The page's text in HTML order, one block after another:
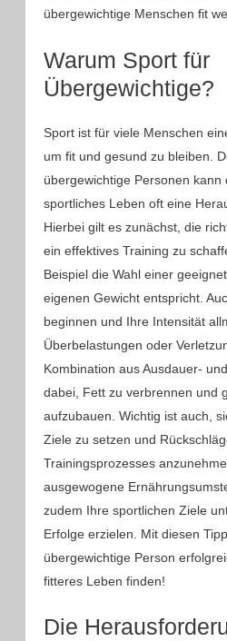
übergewichtige Menschen fit
Warum Sport für
Übergewichtige?
Sport ist für viele Menschen
um fit und gesund zu bleiben.
übergewichtige Personen kann
sportliches Leben oft eine
Hierbei gilt es zunächst, die
ein effektives Training zu
Beispiel die Wahl einer
eigenen Gewicht entspricht.
beginnen und Ihre Intensität
Überbelastungen oder
Kombination aus Ausdauer-
dabei, Fett zu verbrennen und
aufzubauen. Wichtig ist auch,
Ziele zu setzen und
Trainingsprozesses
ausgewogene
zudem Ihre sportlichen Ziele
Erfolge erzielen. Mit diesen
übergewichtige Person
fitteres Leben finden!
Die